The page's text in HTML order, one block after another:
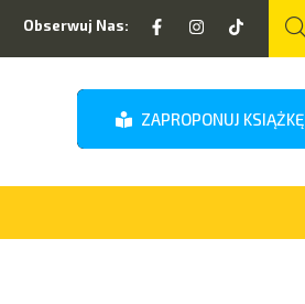
Obserwuj Nas:
ZAPROPONUJ KSIĄŻKĘ